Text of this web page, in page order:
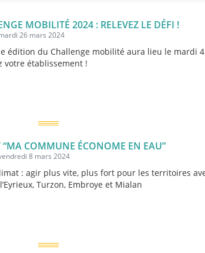
MOBILITÉ 2024 : RELEVEZ LE DÉFI !
26 mars 2024
édition du Challenge mobilité aura lieu le mardi
votre établissement !
“MA COMMUNE ÉCONOME EN EAU”
8 mars 2024
: agir plus vite, plus fort pour les territoires
Turzon, Embroye et Mialan